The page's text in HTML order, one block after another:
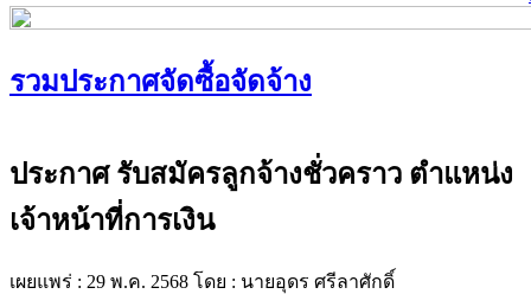
รวมประกาศจัดซื้อจัดจ้าง
ประกาศ รับสมัครลูกจ้างชั่วคราว ตำแหน่ง
เจ้าหน้าที่การเงิน
เผยแพร่ : 29 พ.ค. 2568 โดย : นายอุดร ศรีลาศักดิ์